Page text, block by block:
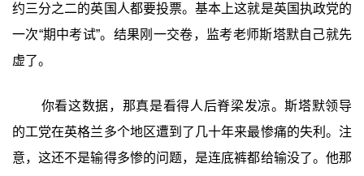
约三分之二的英国人都要投票。基本上这就是英国执政党的
一次“期中考试”。结果刚一交卷，监考老师斯塔默自己就先
虚了。
你看这数据，那真是看得人后脊梁发凉。斯塔默领导
的工党在英格兰多个地区遭到了几十年来最惨痛的失利。注
意，这还不是输得多惨的问题，是连底裤都给输没了。他那